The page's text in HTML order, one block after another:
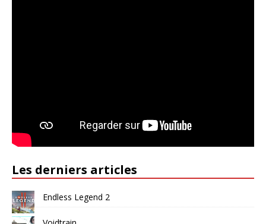
Les derniers articles
Endless Legend 2